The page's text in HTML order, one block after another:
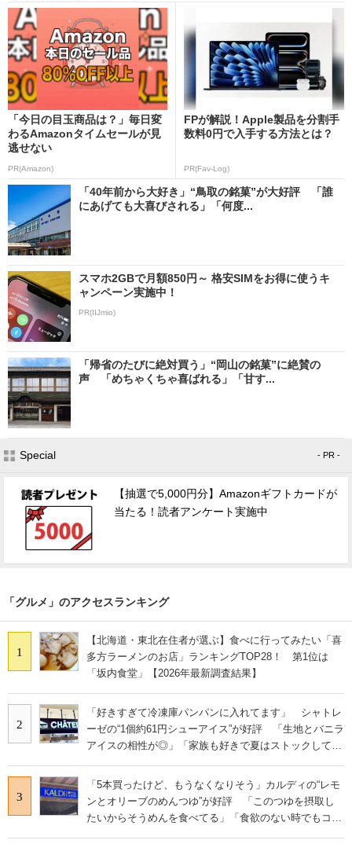
「今日の目玉商品は？」毎日変
わるAmazonタイムセールが見
逃せない
PR(Amazon)
FPが解説！Apple製品を分割手
数料0円で入手する方法とは？
PR(Fav-Log)
「40年前から大好き」“鳥取の銘菓”が大好評 「誰
にあげても大喜びされる」「何度...
スマホ2GBで月額850円～ 格安SIMをお得に使うキ
ャンペーン実施中！
PR(IIJmio)
「帰省のたびに絶対買う」“岡山の銘菓”に絶賛の
声 「めちゃくちゃ喜ばれる」「甘す...
Special - PR -
【抽選で5,000円分】Amazonギフトカードが
当たる！読者アンケート実施中
「グルメ」のアクセスランキング
1
【北海道・東北在住者が選ぶ】食べに行ってみたい「喜
多方ラーメンのお店」ランキングTOP28！ 第1位は
「坂内食堂」【2026年最新調査結果】
2
「好きすぎて冷凍庫パンパンに入れてます」 シャトレ
ーゼの“1個約61円シューアイス”が好評 「生地とバニラ
アイスの相性が◎」「家族も好きで夏はストックして
3
「5本買ったけど、もうなくなりそう」カルディの“レモ
ンとオリーブのめんつゆ”が好評 「このつゆを摂取し
たいからそうめんを食べてる」「食欲のない時でもコレ